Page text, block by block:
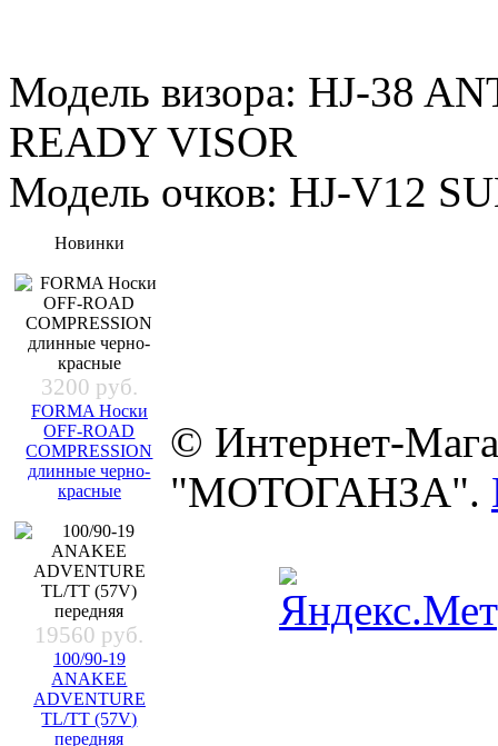
Модель визора: HJ-38
READY VISOR
Модель очков: HJ-V12
Новинки
3200 руб.
FORMA Носки
OFF-ROAD
COMPRESSION
длинные черно-
красные
19560 руб.
100/90-19
ANAKEE
ADVENTURE
TL/TT (57V)
передняя
© Интернет-
"МОТОГАНЗА".